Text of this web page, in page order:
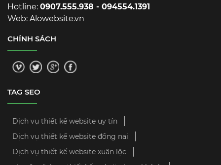
Hotline: 0907.555.938 - 094554.1391
Web: Alowebsite.vn
CHÍNH SÁCH
TAG SEO
Dịch vụ thiết kế website uy tín
Dịch vụ thiết kế website đồng nai
Dịch vụ thiết kế website xuân lộc